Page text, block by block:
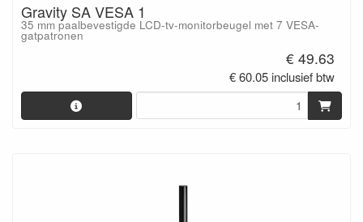
Gravity SA VESA 1
35 mm paalbevestigde LCD-tv-monitorbeugel met 7 VESA-
gatpatronen
€ 49.63
€ 60.05 inclusief btw